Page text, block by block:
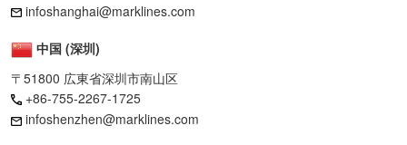
infoshanghai@marklines.com
中国 (深圳)
〒51800 広東省深圳市南山区
+86-755-2267-1725
infoshenzhen@marklines.com